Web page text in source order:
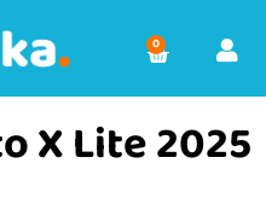
0
X Lite 2025